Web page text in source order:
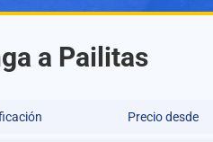
a Pailitas
Precio desde